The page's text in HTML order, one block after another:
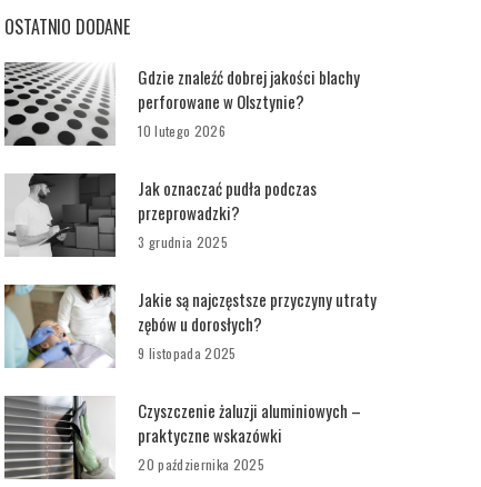
OSTATNIO DODANE
Gdzie znaleźć dobrej jakości blachy
perforowane w Olsztynie?
10 lutego 2026
Jak oznaczać pudła podczas
przeprowadzki?
3 grudnia 2025
Jakie są najczęstsze przyczyny utraty
zębów u dorosłych?
9 listopada 2025
Czyszczenie żaluzji aluminiowych –
praktyczne wskazówki
20 października 2025